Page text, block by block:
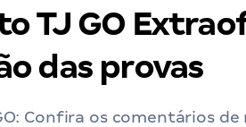
TJ GO
das provas
Confira os comentários